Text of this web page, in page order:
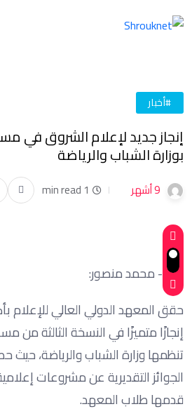
#أخبار
إنجاز جديد لإعلام الشروق في
بوزارة الشباب والرياضة
9 أشهر 1 min read
كتب- محمد منصور:
حقق المعهد الدولي العالي للإعلام
إنجازًا متميزًا في النسخة الثالثة من
تنظمها وزارة الشباب والرياضة،
الجوائز التقديرية عن مشروعات
قدمها طلاب المعهد.